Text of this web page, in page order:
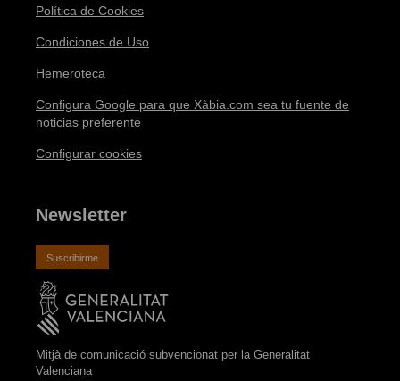
Política de Cookies
Condiciones de Uso
Hemeroteca
Configura Google para que Xàbia.com sea tu fuente de
noticias preferente
Configurar cookies
Newsletter
Suscribirme
Mitjà de comunicació subvencionat per la Generalitat
Valenciana